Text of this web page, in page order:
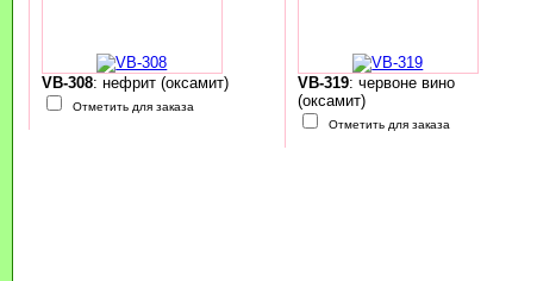
VB-308: нефрит (оксамит)
Отметить для заказа
VB-319: червоне вино
(оксамит)
Отметить для заказа